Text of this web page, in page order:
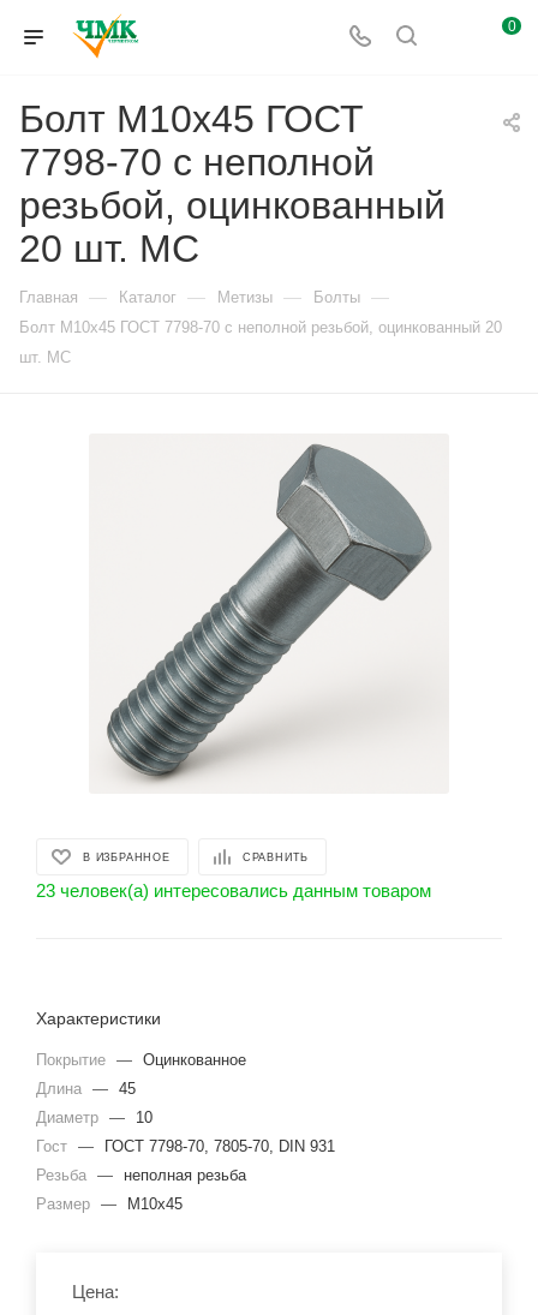
0
Болт М10x45 ГОСТ
7798-70 с неполной
резьбой, оцинкованный
20 шт. МС
Главная — Каталог — Метизы — Болты —
Болт М10x45 ГОСТ 7798-70 с неполной резьбой, оцинкованный 20
шт. МС
В ИЗБРАННОЕ СРАВНИТЬ
23 человек(а) интересовались данным товаром
Характеристики
Покрытие — Оцинкованное
Длина — 45
Диаметр —
10
Гост —
ГОСТ 7798-70, 7805-70, DIN 931
Резьба —
неполная резьба
Размер — М10x45
Цена: